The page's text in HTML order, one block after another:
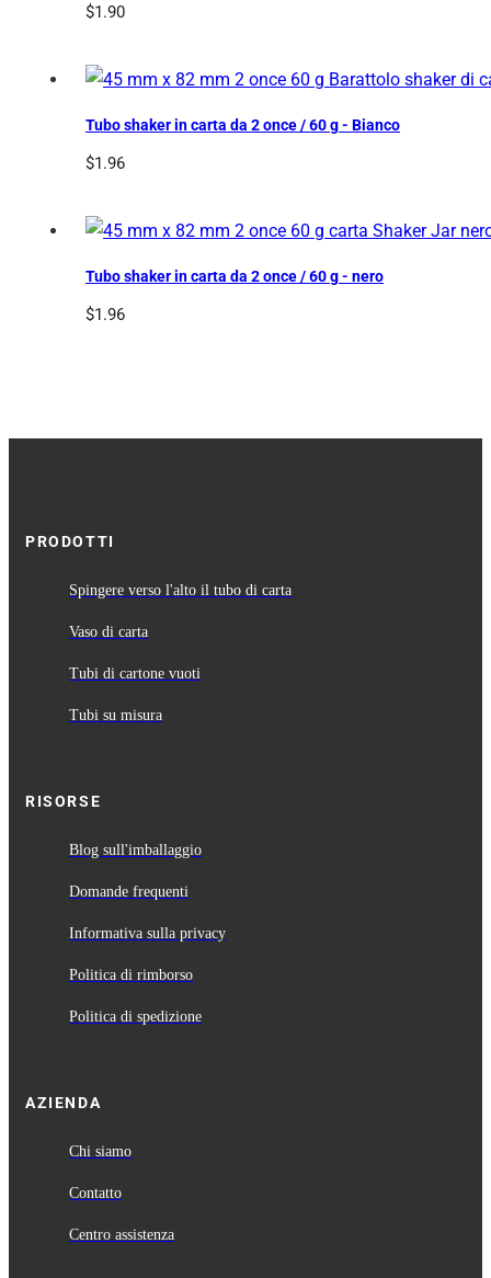
$1.90
Tubo shaker in carta da 2 once / 60 g - Bianco
$1.96
Tubo shaker in carta da 2 once / 60 g - nero
$1.96
PRODOTTI
Spingere verso l'alto il tubo di carta
Vaso di carta
Tubi di cartone vuoti
Tubi su misura
RISORSE
Blog sull'imballaggio
Domande frequenti
Informativa sulla privacy
Politica di rimborso
Politica di spedizione
AZIENDA
Chi siamo
Contatto
Centro assistenza